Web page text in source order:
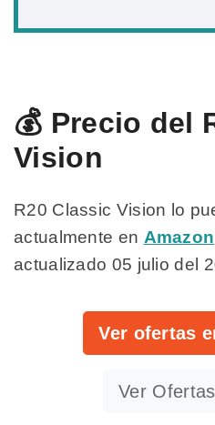
💰 Precio del
Vision
R20 Classic Vision lo
actualmente en Amazon
actualizado 05 julio del
Ver ofertas
Ver